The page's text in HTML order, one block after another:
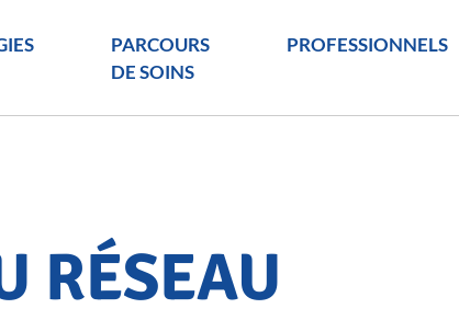
PARCOURS
DE SOINS
PROFESSIONNELS
RÉSEAU